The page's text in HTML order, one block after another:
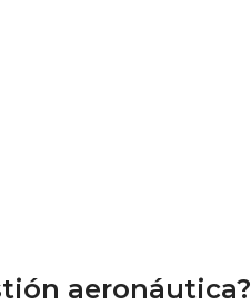
aeronáutica?